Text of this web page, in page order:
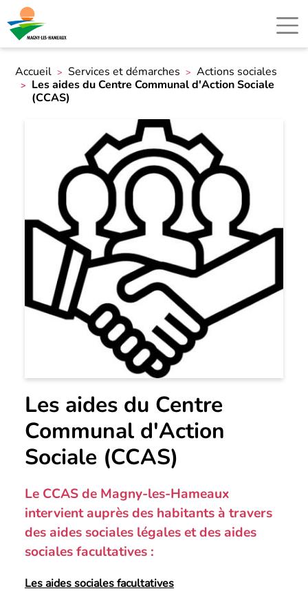
Accueil Services et démarches
Actions sociales
Les aides du Centre Communal d'Action Sociale
(CCAS)
Les aides du Centre
Communal d'Action
Sociale (CCAS)
Le CCAS de Magny-les-Hameaux
intervient auprès des habitants à travers
des aides sociales légales et des aides
sociales facultatives :
Les aides sociales facultatives